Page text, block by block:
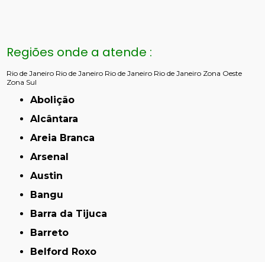
Regiões onde a atende :
Rio de Janeiro Rio de Janeiro Rio de Janeiro Rio de Janeiro Zona Oeste
Zona Sul
Abolição
Alcântara
Areia Branca
Arsenal
Austin
Bangu
Barra da Tijuca
Barreto
Belford Roxo